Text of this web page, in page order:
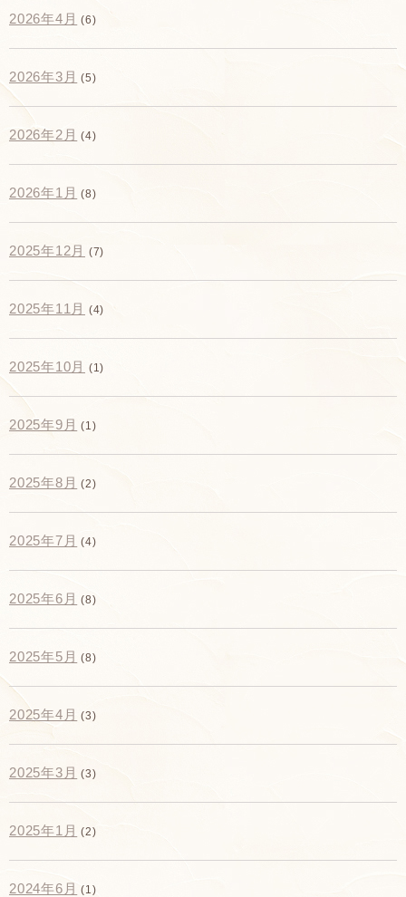
2026年4月 (6)
2026年3月 (5)
2026年2月 (4)
2026年1月 (8)
2025年12月 (7)
2025年11月 (4)
2025年10月 (1)
2025年9月 (1)
2025年8月 (2)
2025年7月 (4)
2025年6月 (8)
2025年5月 (8)
2025年4月 (3)
2025年3月 (3)
2025年1月 (2)
2024年6月 (1)